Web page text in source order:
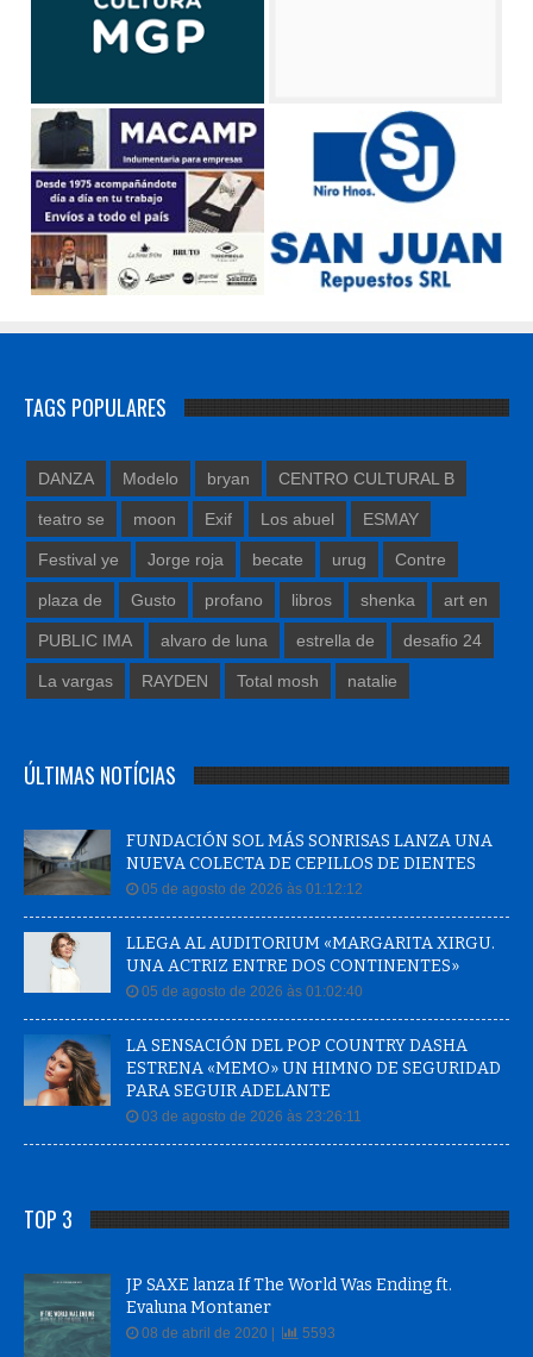
TAGS POPULARES
DANZA Modelo bryan CENTRO CULTURAL B
teatro se moon Exif Los abuel ESMAY
Festival ye Jorge roja becate urug Contre
plaza de Gusto profano libros shenka art en
PUBLIC IMA alvaro de luna estrella de desafio 24
La vargas RAYDEN Total mosh natalie
ÚLTIMAS NOTÍCIAS
FUNDACIÓN SOL MÁS SONRISAS LANZA UNA
NUEVA COLECTA DE CEPILLOS DE DIENTES
05 de agosto de 2026 às 01:12:12
LLEGA AL AUDITORIUM «MARGARITA XIRGU.
UNA ACTRIZ ENTRE DOS CONTINENTES»
05 de agosto de 2026 às 01:02:40
LA SENSACIÓN DEL POP COUNTRY DASHA
ESTRENA «MEMO» UN HIMNO DE SEGURIDAD
PARA SEGUIR ADELANTE
03 de agosto de 2026 às 23:26:11
TOP 3
JP SAXE lanza If The World Was Ending ft.
Evaluna Montaner
08 de abril de 2020 | 5593